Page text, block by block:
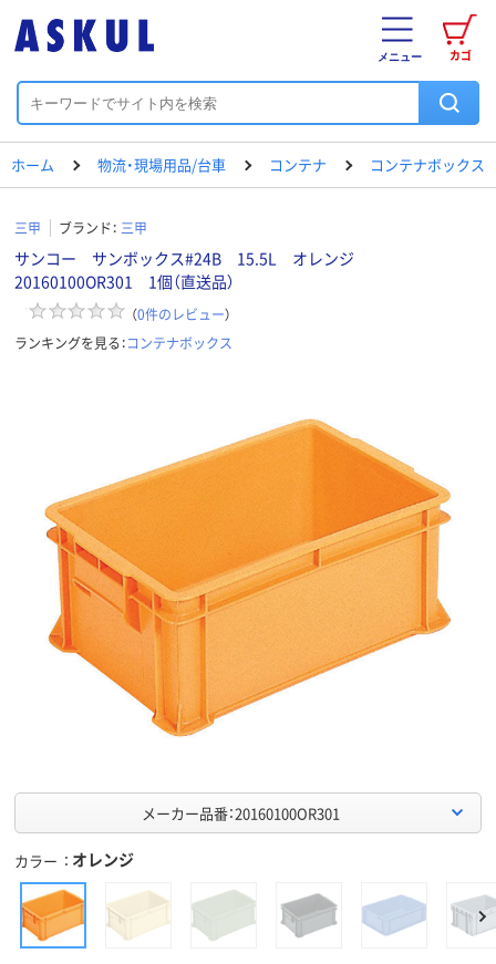
カゴ
メニュー
ホーム 物流・現場用品/台車 コンテナ コンテナボックス
三甲 ブランド： 三甲
サンコー サンボックス#24B 15.5L オレンジ
20160100OR301 1個（直送品）
（0件のレビュー）
ランキングを見る：コンテナボックス
メーカー品番：20160100OR301
カラー オレンジ